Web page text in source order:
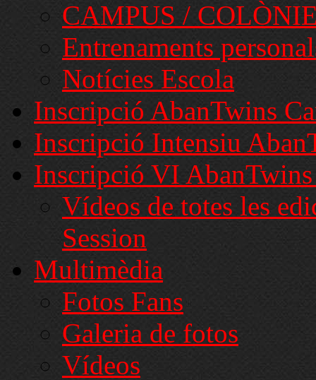
CAMPUS /
Entrenaments
Notícies Escola
Inscripció AbanTwins
Inscripció Intensiu
Inscripció VI
Vídeos de totes les
Session
Multimèdia
Fotos Fans
Galeria de fotos
Vídeos